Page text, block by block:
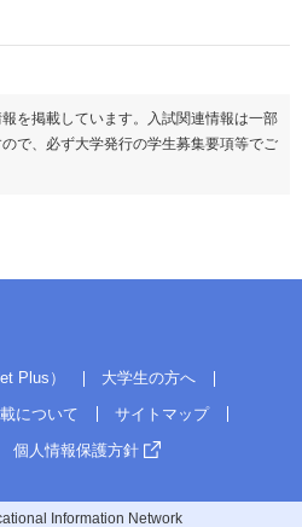
を掲載しています。入試関連情報は一部
で、必ず大学発行の学生募集要項等でご
Plus）
大学生の方へ
について
サイトマップ
個人情報保護方針
Information Network